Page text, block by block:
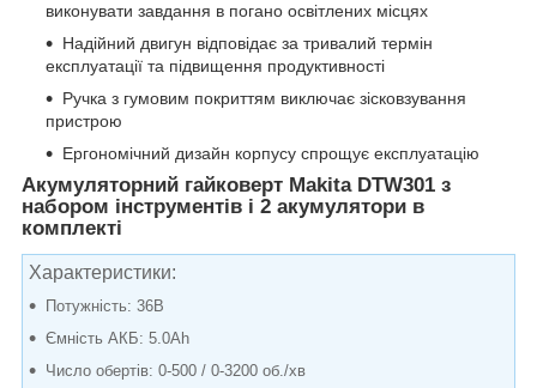
виконувати завдання в погано освітлених місцях
Надійний двигун відповідає за тривалий термін
експлуатації та підвищення продуктивності
Ручка з гумовим покриттям виключає зісковзування
пристрою
Ергономічний дизайн корпусу спрощує експлуатацію
Акумуляторний гайковерт Makita DTW301 з
набором інструментів і 2 акумулятори в
комплекті
Характеристики:
Потужність: 36В
Ємність АКБ: 5.0Ah
Число обертів: 0-500 / 0-3200 об./хв